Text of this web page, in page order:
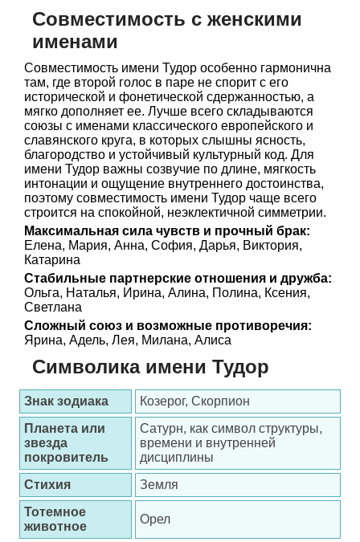
Совместимость с женскими
именами
Совместимость имени Тудор особенно гармонична
там, где второй голос в паре не спорит с его
исторической и фонетической сдержанностью, а
мягко дополняет ее. Лучше всего складываются
союзы с именами классического европейского и
славянского круга, в которых слышны ясность,
благородство и устойчивый культурный код. Для
имени Тудор важны созвучие по длине, мягкость
интонации и ощущение внутреннего достоинства,
поэтому совместимость имени Тудор чаще всего
строится на спокойной, неэклектичной симметрии.
Максимальная сила чувств и прочный брак:
Елена, Мария, Анна, София, Дарья, Виктория,
Катарина
Стабильные партнерские отношения и дружба:
Ольга, Наталья, Ирина, Алина, Полина, Ксения,
Светлана
Сложный союз и возможные противоречия:
Ярина, Адель, Лея, Милана, Алиса
Символика имени Тудор
Знак зодиака
Козерог, Скорпион
Планета или
звезда
покровитель
Сатурн, как символ структуры,
времени и внутренней
дисциплины
Стихия
Земля
Тотемное
животное
Орел